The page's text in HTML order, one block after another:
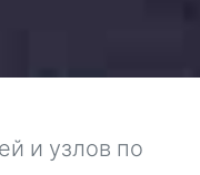
и узлов по